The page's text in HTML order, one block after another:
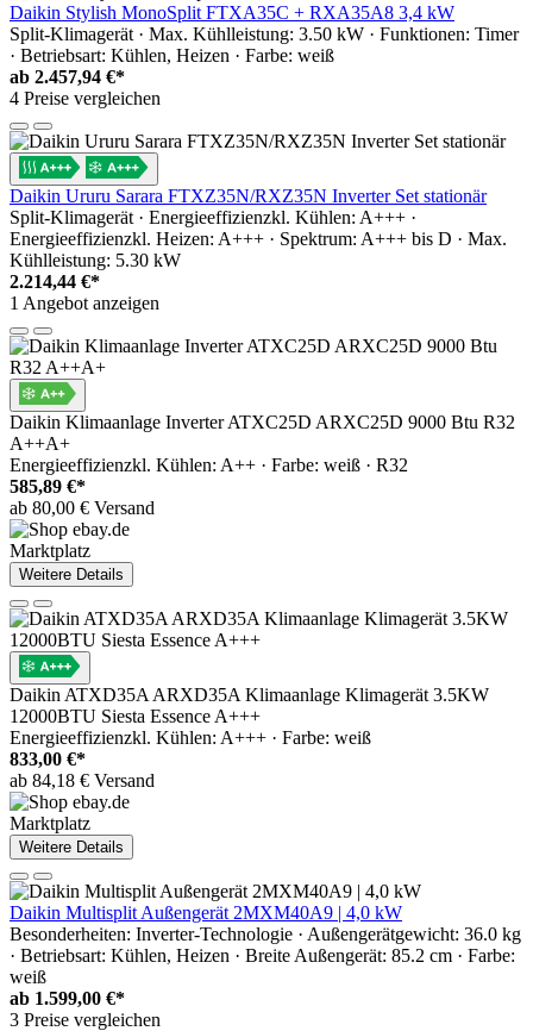
Daikin Stylish MonoSplit FTXA35C + RXA35A8 3,4 kW
Split-Klimagerät · Max. Kühlleistung: 3.50 kW · Funktionen: Timer
· Betriebsart: Kühlen, Heizen · Farbe: weiß
ab 2.457,94 €*
4 Preise vergleichen
Daikin Ururu Sarara FTXZ35N/RXZ35N Inverter Set stationär
Split-Klimagerät · Energieeffizienzkl. Kühlen: A+++ ·
Energieeffizienzkl. Heizen: A+++ · Spektrum: A+++ bis D · Max.
Kühlleistung: 5.30 kW
2.214,44 €*
1 Angebot anzeigen
Daikin Klimaanlage Inverter ATXC25D ARXC25D 9000 Btu R32
A++A+
Energieeffizienzkl. Kühlen: A++ · Farbe: weiß · R32
585,89 €*
ab 80,00 € Versand
Marktplatz
Weitere Details
Daikin ATXD35A ARXD35A Klimaanlage Klimagerät 3.5KW
12000BTU Siesta Essence A+++
Energieeffizienzkl. Kühlen: A+++ · Farbe: weiß
833,00 €*
ab 84,18 € Versand
Marktplatz
Weitere Details
Daikin Multisplit Außengerät 2MXM40A9 | 4,0 kW
Besonderheiten: Inverter-Technologie · Außengerätgewicht: 36.0 kg
· Betriebsart: Kühlen, Heizen · Breite Außengerät: 85.2 cm · Farbe:
weiß
ab 1.599,00 €*
3 Preise vergleichen